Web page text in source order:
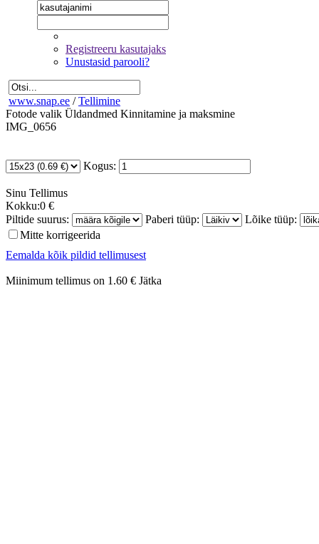
Registreeru kasutajaks
Unustasid parooli?
www.snap.ee / Tellimine
Fotode valik Üldandmed Kinnitamine ja maksmine
IMG_0656
Kogus:
Sinu Tellimus
Kokku:0 €
Piltide suurus:
Paberi tüüp:
Lõike tüüp:
Mitte korrigeerida
Eemalda kõik pildid tellimusest
Miinimum tellimus on 1.60 € Jätka